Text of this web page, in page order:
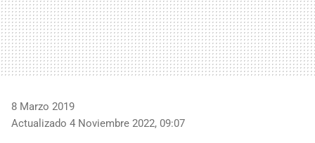
8 Marzo 2019
Actualizado 4 Noviembre 2022, 09:07